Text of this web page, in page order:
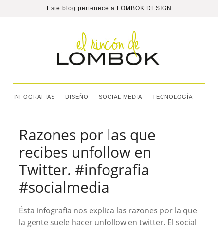
Este blog pertenece a LOMBOK DESIGN
INFOGRAFIAS DISEÑO SOCIAL MEDIA TECNOLOGÍA
Razones por las que
recibes unfollow en
Twitter. #infografia
#socialmedia
Ésta infografia nos explica las razones por la que
la gente suele hacer unfollow en twitter. El social